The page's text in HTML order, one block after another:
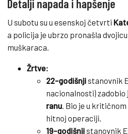
Detalji napada i hapšenje
U subotu su u esenskoj četvrti
a policija je ubrzo pronašla
muškaraca.
Žrtve:
22-godišnjistanovnik
nacionalnosti) zadobio
ranu . Bio je u
hitnoj operaciji.
19-godišnjistanovnik